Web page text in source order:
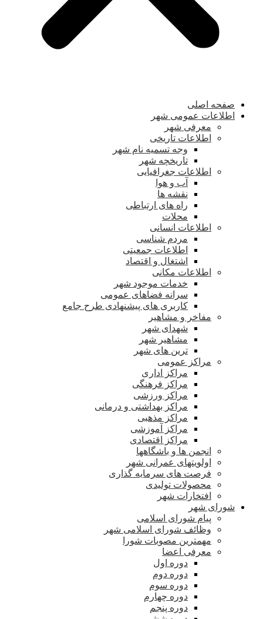
صفحه اصلی
اطلاعات عمومی شهر
معرفی شهر
اطلاعات تاریخی
وجه تسمیه نام شهر
تاریخچه شهر
اطلاعات جغرافیایی
آب و هوا
نقشه ها
راه های ارتباطی
محلات
اطلاعات انسانی
مردم شناسی
اطلاعات جمعیتی
اشتغال و اقتصاد
اطلاعات مکانی
خدمات موجود شهر
سرانه فضاهای عمومی
کاربری های پیشنهادی طرح جامع
مفاخر و مشاهیر
شهدای شهر
مشاهیر شهر
ترین های شهر
مراکز عمومی
مراکز اداری
مراکز فرهنگی
مراکز ورزشی
مراکز بهداشتی و درمانی
مراکز مذهبی
مراکز آموزشی
مراکز اقتصادی
انجمن ها و باشگاهها
اولویتهای عمرانی شهر
فرصت های سرمایه گذاری
محصولات تولیدی
افتخارات شهر
شورای شهر
پیام شورای اسلامی
وظائف شورای اسلامی شهر
مهمترین مصوبات شورا
معرفی اعضا
دوره اول
دوره دوم
دوره سوم
دوره چهارم
دوره پنجم